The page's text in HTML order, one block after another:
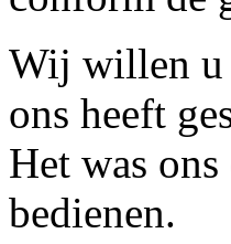
Wij willen u
ons heeft
Het was
bedienen.